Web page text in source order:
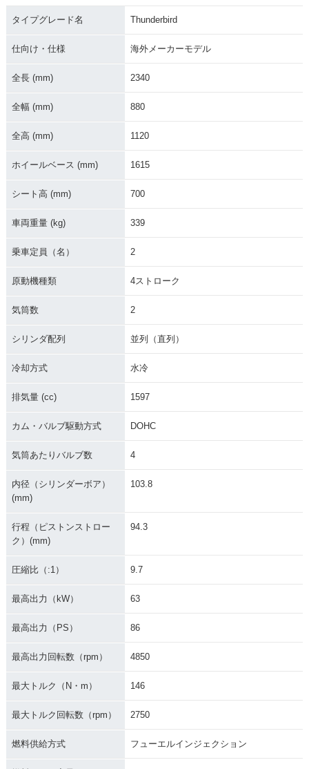
d
d
タイプグレード名 Thunderbird
仕向け・仕様 海外メーカーモデル
全長 (mm) 2340
全幅 (mm) 880
全高 (mm) 1120
ホイールベース (mm) 1615
シート高 (mm) 700
車両重量 (kg) 339
乗車定員（名） 2
原動機種類 4ストローク
気筒数 2
シリンダ配列 並列（直列）
冷却方式 水冷
排気量 (cc) 1597
カム・バルブ駆動方式 DOHC
気筒あたりバルブ数 4
内径（シリンダーボア）
(mm)
103.8
行程（ピストンストロー
ク）(mm)
94.3
圧縮比（:1） 9.7
最高出力（kW） 63
最高出力（PS） 86
最高出力回転数（rpm） 4850
最大トルク（N・m） 146
最大トルク回転数（rpm） 2750
燃料供給方式 フューエルインジェクション